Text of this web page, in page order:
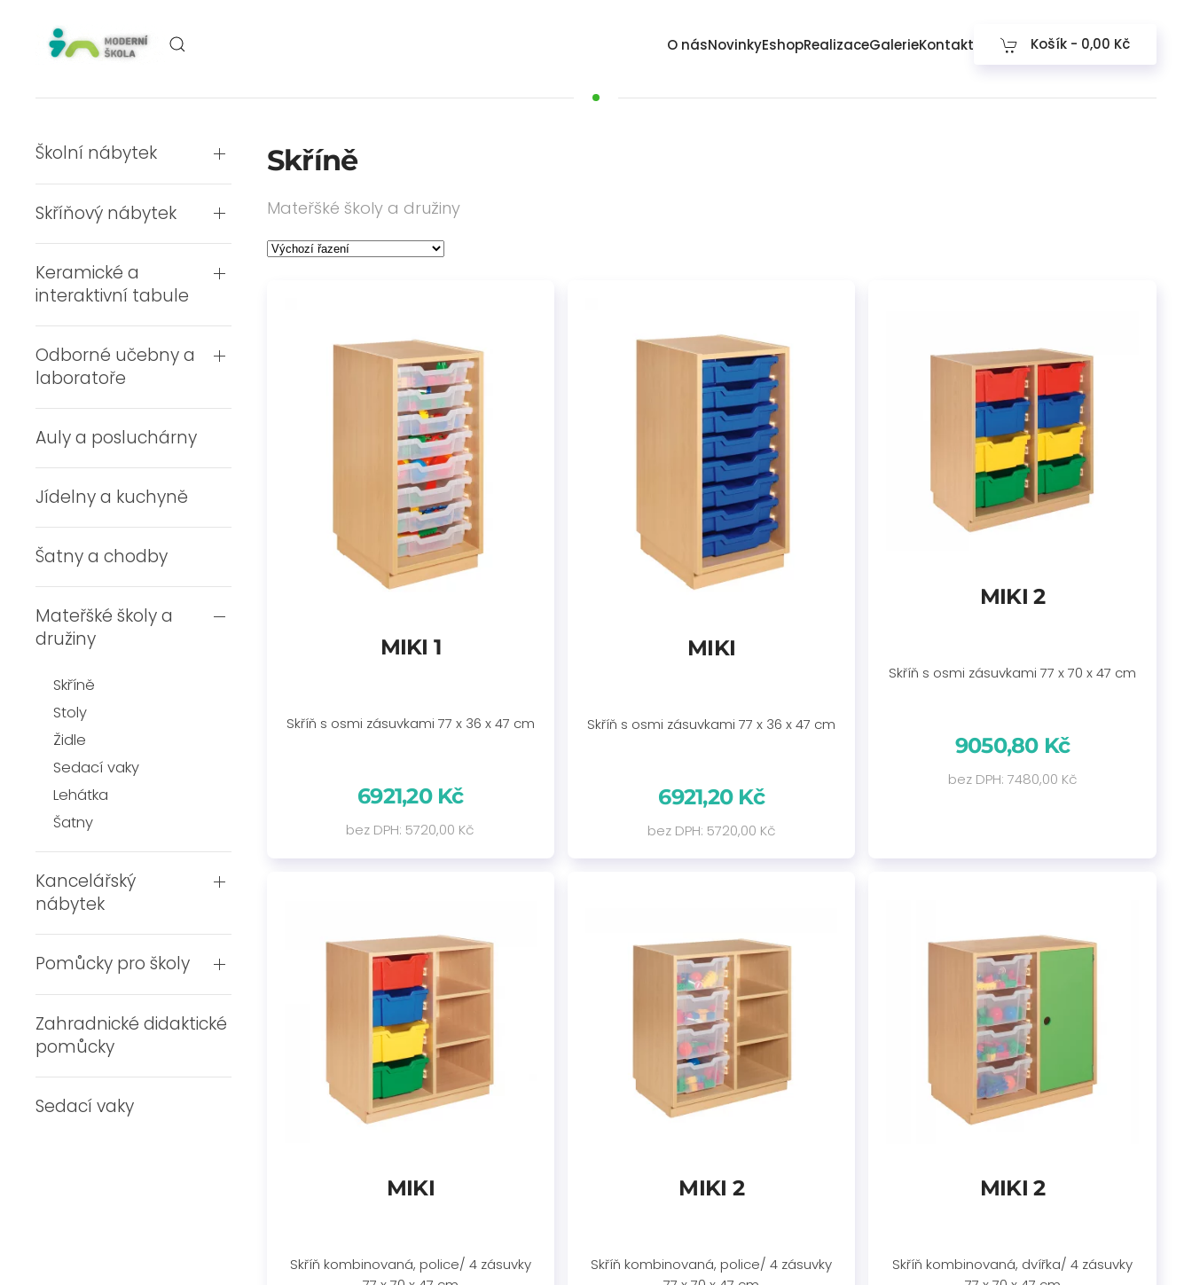
Skip to main content O násNovinkyEshopRealizaceGalerieKontakt Košík - 0,00 Kč
Školní nábytek
Skříňový nábytek
Keramické a
interaktivní tabule
Odborné učebny a
laboratoře
Auly a posluchárny
Jídelny a kuchyně
Šatny a chodby
Mateřšké školy a
družiny
Skříně
Stoly
Židle
Sedací vaky
Lehátka
Šatny
Kancelářský
nábytek
Pomůcky pro školy
Zahradnické didaktické
pomůcky
Sedací vaky
Skříně
Mateřšké školy a družiny
MIKI 1
Skříň s osmi zásuvkami 77 x 36 x 47 cm
6921,20 Kč
bez DPH: 5720,00 Kč
MIKI
Skříň s osmi zásuvkami 77 x 36 x 47 cm
6921,20 Kč
bez DPH: 5720,00 Kč
MIKI 2
Skříň s osmi zásuvkami 77 x 70 x 47 cm
9050,80 Kč
bez DPH: 7480,00 Kč
MIKI
Skříň kombinovaná, police/ 4 zásuvky
MIKI 2
Skříň kombinovaná, police/ 4 zásuvky
MIKI 2
Skříň kombinovaná, dvířka/ 4 zásuvky